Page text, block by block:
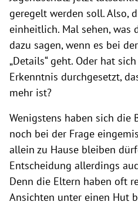
geregelt werden soll. Also,
einheitlich. Mal sehen, was
dazu sagen, wenn es bei
„Details“ geht. Oder hat
Erkenntnis durchgesetzt,
mehr ist?
Wenigstens haben sich die
noch bei der Frage
allein zu Hause bleiben
Entscheidung allerdings
Denn die Eltern haben oft
Ansichten unter einen Hut